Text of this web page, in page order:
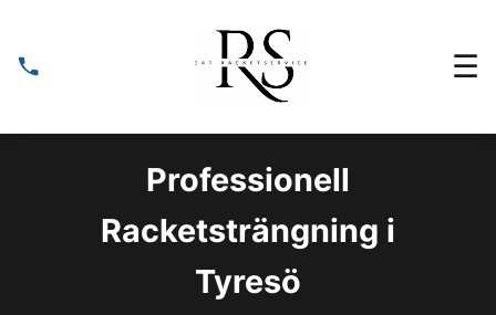
☰
Professionell
Racketsträngning i
Tyresö